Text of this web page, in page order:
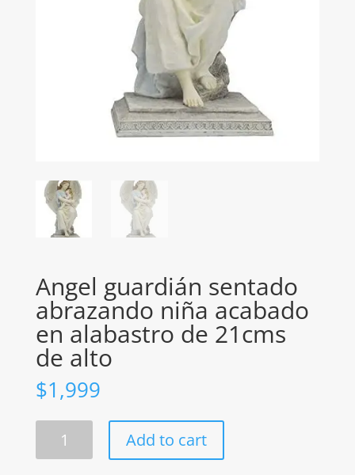
Angel guardián sentado
abrazando niña acabado
en alabastro de 21cms
de alto
$1,999
guardián
Add to cart